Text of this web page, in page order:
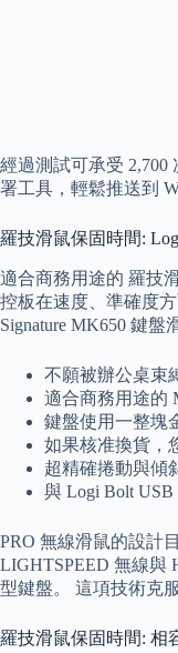
經過測試可承受 2,700
署工具，輕鬆推送到
羅技滑鼠保固時間:
適合商務用途的 羅技
控板在速度、準確度
Signature MK650 鍵
不願被辦公桌束
適合商務用途的
鍵盤使用一整塊
如果核准換貨，
超精確捲動與傾
與 Logi Bolt USB
PRO 無線滑鼠的設計
LIGHTSPEED 無線與
型鍵盤。 這項技術克
羅技滑鼠保固時間: 相